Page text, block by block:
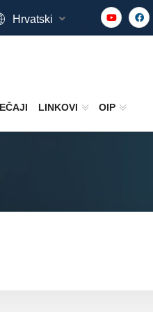
Hrvatski
LINKOVI OIP